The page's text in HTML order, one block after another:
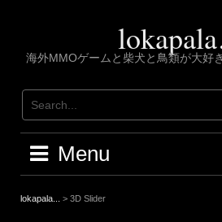
海外MMOゲームと柴犬と鳥類が大好
Menu
lokapala... > 3D Slider